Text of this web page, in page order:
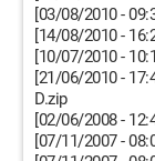
[03/08/2010 -
[14/08/2010 -
[10/07/2010 -
[21/06/2010 -
D.zip
[02/06/2008 -
[07/11/2007 -